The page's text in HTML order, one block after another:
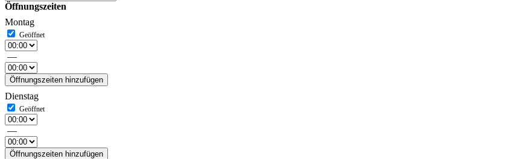
Öffnungszeiten
Montag
—
Öffnungszeiten hinzufügen
Dienstag
—
Öffnungszeiten hinzufügen